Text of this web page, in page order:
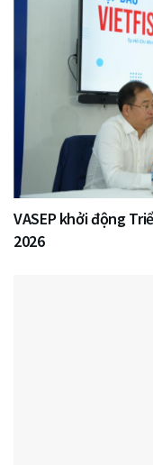
VASEP khởi động
2026